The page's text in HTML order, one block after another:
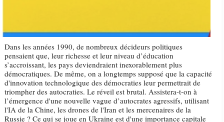
Dans les années 1990, de nombreux décideurs politiques
pensaient que, leur richesse et leur niveau d’éducation
s’accroissant, les pays deviendraient inexorablement plus
démocratiques. De même, on a longtemps supposé que la capacité
d'innovation technologique des démocraties leur permettrait de
triompher des autocraties. Le réveil est brutal. Assistera-t-on à
l’émergence d'une nouvelle vague d’autocrates agressifs, utilisant
l'IA de la Chine, les drones de l'Iran et les mercenaires de la
Russie ? Ce qui se joue en Ukraine est d'une importance capitale